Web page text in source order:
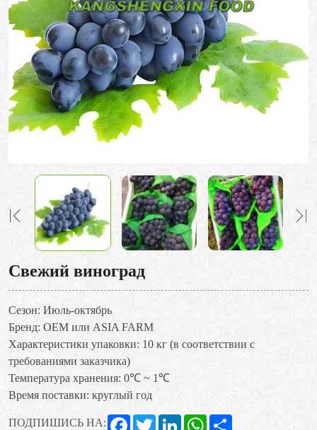
Свежий виноград
Сезон: Июль-октябрь
Бренд: OEM или ASIA FARM
Характеристики упаковки: 10 кг (в соответствии с
требованиями заказчика)
Температура хранения: 0℃ ~ 1℃
Время поставки: круглый год
ПОДПИШИСЬ НА: FacebookTwitterLinkedInWhatsApp